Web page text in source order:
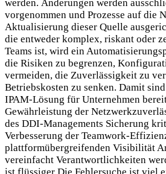
werden. Änderungen werden
vorgenommen und Prozesse auf die
Aktualisierung dieser Quelle
die entweder komplex, riskant oder
Teams ist, wird ein
die Risiken zu begrenzen,
vermeiden, die Zuverlässigkeit zu
Betriebskosten zu senken. Damit
IPAM-Lösung für Unternehmen
Gewährleistung der
des DDI-Managements Sicherung
Verbesserung der Teamwork-
plattformübergreifenden Visibilität
vereinfacht Verantwortlichkeiten